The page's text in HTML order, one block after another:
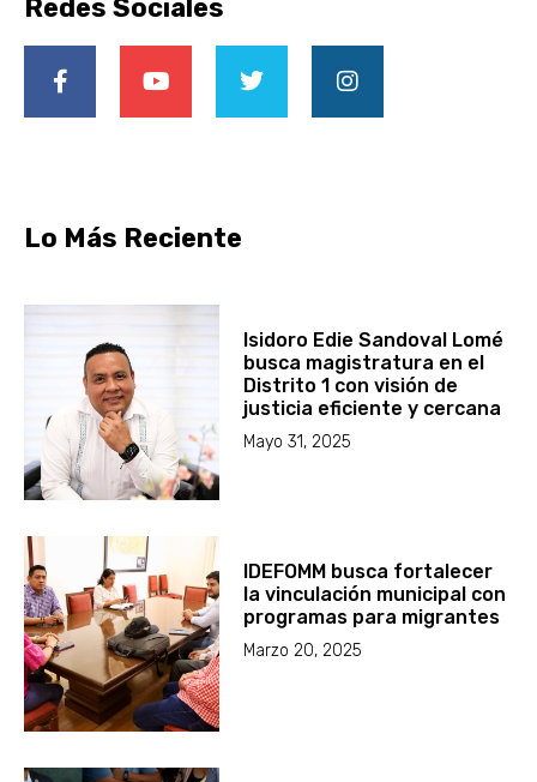
Redes Sociales
Lo Más Reciente
Isidoro Edie Sandoval Lomé
busca magistratura en el
Distrito 1 con visión de
justicia eficiente y cercana
Mayo 31, 2025
IDEFOMM busca fortalecer
la vinculación municipal con
programas para migrantes
Marzo 20, 2025